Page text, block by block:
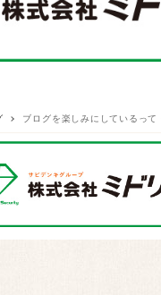
ブログを楽しみにしているって